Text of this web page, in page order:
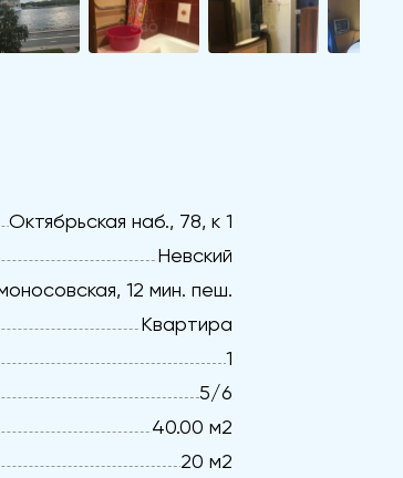
Октябрьская наб., 78, к 1
Невский
12 мин. пеш.
Квартира
1
5/6
40.00 м2
20 м2